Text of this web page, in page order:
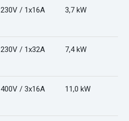
230V / 1x16A 3,7 kW
230V / 1x32A 7,4 kW
400V / 3x16A 11,0 kW